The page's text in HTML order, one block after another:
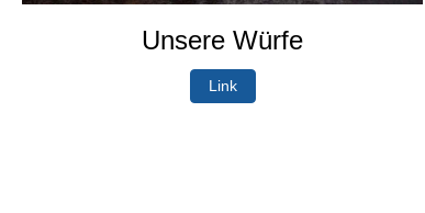
Unsere Würfe
Link